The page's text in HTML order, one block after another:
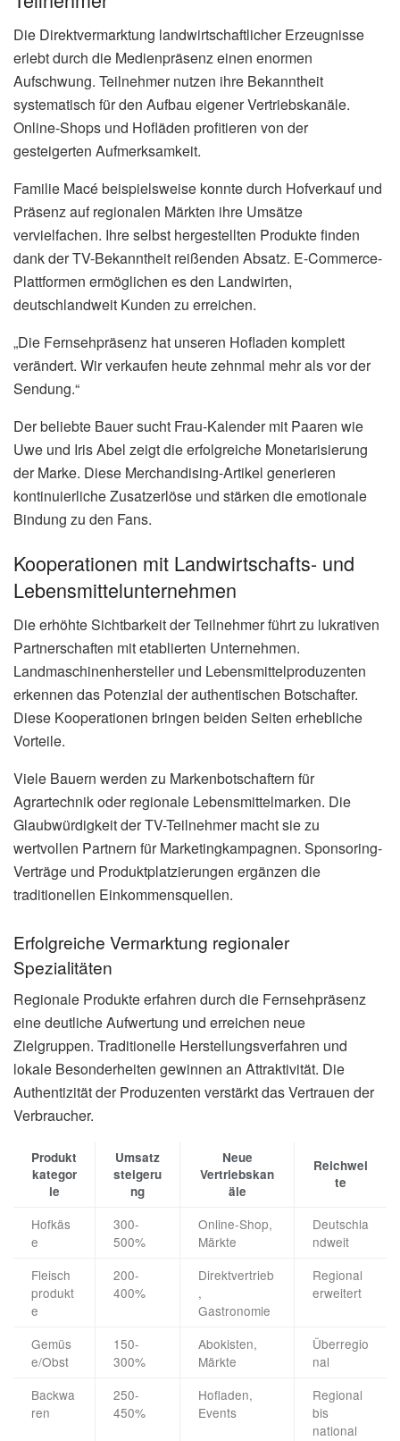
Die Direktvermarktung landwirtschaftlicher Erzeugnisse
erlebt durch die Medienpräsenz einen enormen
Aufschwung. Teilnehmer nutzen ihre Bekanntheit
systematisch für den Aufbau eigener Vertriebskanäle.
Online-Shops und Hofläden profitieren von der
gesteigerten Aufmerksamkeit.
Familie Macé beispielsweise konnte durch Hofverkauf und
Präsenz auf regionalen Märkten ihre Umsätze
vervielfachen. Ihre selbst hergestellten Produkte finden
dank der TV-Bekanntheit reißenden Absatz. E-Commerce-
Plattformen ermöglichen es den Landwirten,
deutschlandweit Kunden zu erreichen.
„Die Fernsehpräsenz hat unseren Hofladen komplett
verändert. Wir verkaufen heute zehnmal mehr als vor der
Sendung.“
Der beliebte Bauer sucht Frau-Kalender mit Paaren wie
Uwe und Iris Abel zeigt die erfolgreiche Monetarisierung
der Marke. Diese Merchandising-Artikel generieren
kontinuierliche Zusatzerlöse und stärken die emotionale
Bindung zu den Fans.
Kooperationen mit Landwirtschafts- und
Lebensmittelunternehmen
Die erhöhte Sichtbarkeit der Teilnehmer führt zu lukrativen
Partnerschaften mit etablierten Unternehmen.
Landmaschinenhersteller und Lebensmittelproduzenten
erkennen das Potenzial der authentischen Botschafter.
Diese Kooperationen bringen beiden Seiten erhebliche
Vorteile.
Viele Bauern werden zu Markenbotschaftern für
Agrartechnik oder regionale Lebensmittelmarken. Die
Glaubwürdigkeit der TV-Teilnehmer macht sie zu
wertvollen Partnern für Marketingkampagnen. Sponsoring-
Verträge und Produktplatzierungen ergänzen die
traditionellen Einkommensquellen.
Erfolgreiche Vermarktung regionaler
Spezialitäten
Regionale Produkte erfahren durch die Fernsehpräsenz
eine deutliche Aufwertung und erreichen neue
Zielgruppen. Traditionelle Herstellungsverfahren und
lokale Besonderheiten gewinnen an Attraktivität. Die
Authentizität der Produzenten verstärkt das Vertrauen der
Verbraucher.
Produkt
kategor
ie
Umsatz
steigeru
ng
Neue
Vertriebskan
äle
Reichwei
te
Hofkäs
e
300-
500%
Online-Shop,
Märkte
Deutschla
ndweit
Fleisch
produkt
e
200-
400%
Direktvertrieb
,
Gastronomie
Regional
erweitert
Gemüs
e/Obst
150-
300%
Abokisten,
Märkte
Überregio
nal
Backwa
ren
250-
450%
Hofladen,
Events
Regional
bis
national